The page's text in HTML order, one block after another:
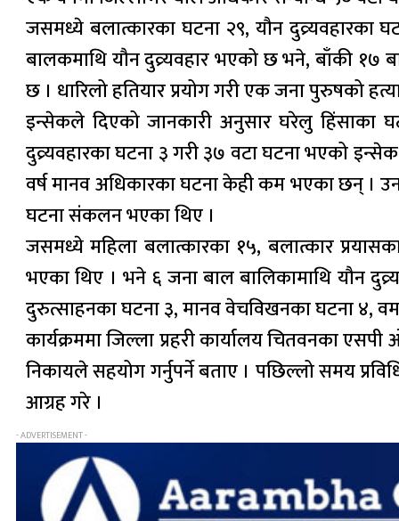
जसमध्ये बलात्कारका घटना २९, यौन
बालकमाथि यौन दुव्र्यवहार भएको छ भने, बाँकी
छ । धारिलो हतियार प्रयोग गरी एक जना पुरुषको
इन्सेकले दिएको जानकारी अनुसार घरेलु हिंसाका
दुव्र्यवहारका घटना ३ गरी ३७ वटा घटना भएको
वर्ष मानव अधिकारका घटना केही कम भएका छन् ।
घटना संकलन भएका थिए ।
जसमध्ये महिला बलात्कारका १५, बलात्कार
भएका थिए । भने ६ जना बाल बालिकामाथि यौन
दुरुत्साहनका घटना ३, मानव वेचविखनका घटना ४,
कार्यक्रममा जिल्ला प्रहरी कार्यालय चितवनका
निकायले सहयोग गर्नुपर्ने बताए । पछिल्लो समय
आग्रह गरे ।
- ADVERTISEMENT -